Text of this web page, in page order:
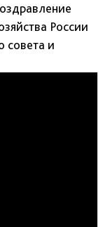
России
совета и